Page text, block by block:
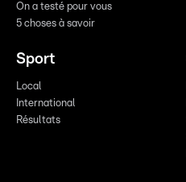
On a testé pour vous
5 choses à savoir
Sport
Local
International
Résultats